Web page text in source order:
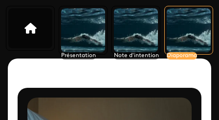
Présentation Note d'intention Diaporama